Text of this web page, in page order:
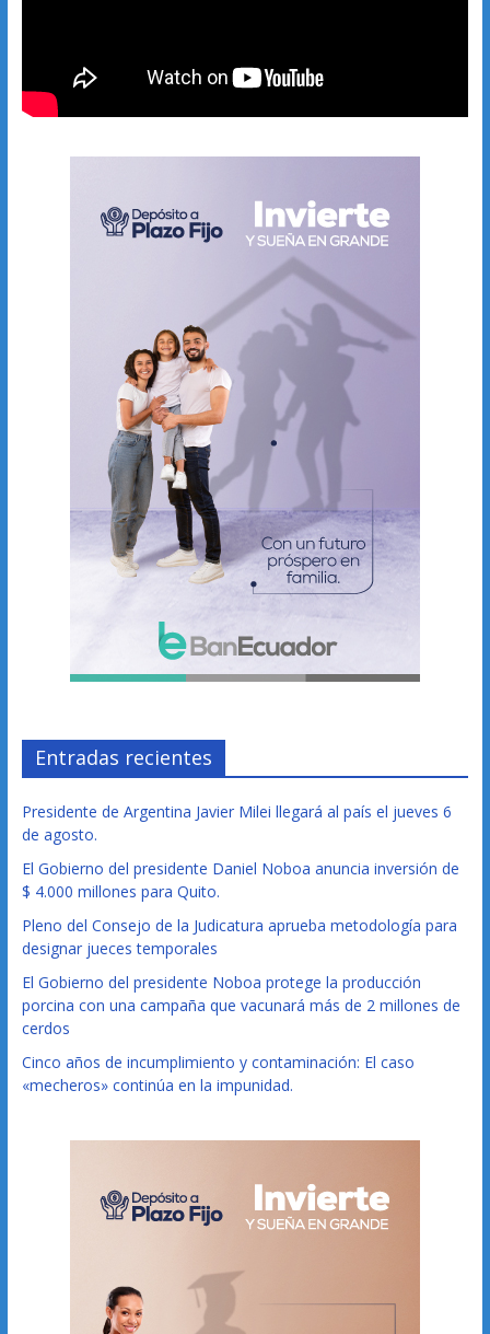
Entradas recientes
Presidente de Argentina Javier Milei llegará al país el jueves 6
de agosto.
El Gobierno del presidente Daniel Noboa anuncia inversión de
$ 4.000 millones para Quito.
Pleno del Consejo de la Judicatura aprueba metodología para
designar jueces temporales
El Gobierno del presidente Noboa protege la producción
porcina con una campaña que vacunará más de 2 millones de
cerdos
Cinco años de incumplimiento y contaminación: El caso
«mecheros» continúa en la impunidad.